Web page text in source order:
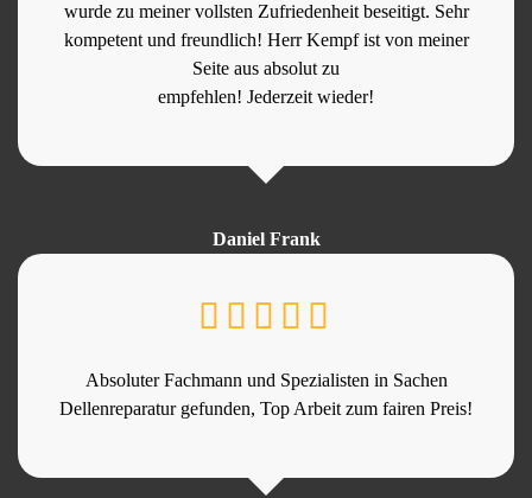
wurde zu meiner vollsten Zufriedenheit beseitigt. Sehr
kompetent und freundlich! Herr Kempf ist von meiner
Seite aus absolut zu
empfehlen! Jederzeit wieder!
Daniel Frank
Absoluter Fachmann und Spezialisten in Sachen
Dellenreparatur gefunden, Top Arbeit zum fairen Preis!